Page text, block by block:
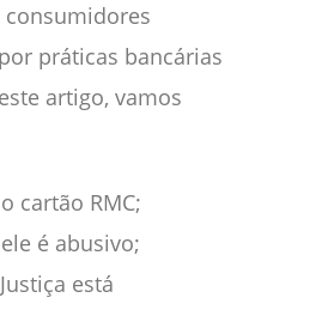
práticas bancárias
artigo, vamos
cartão RMC;
é abusivo;
está